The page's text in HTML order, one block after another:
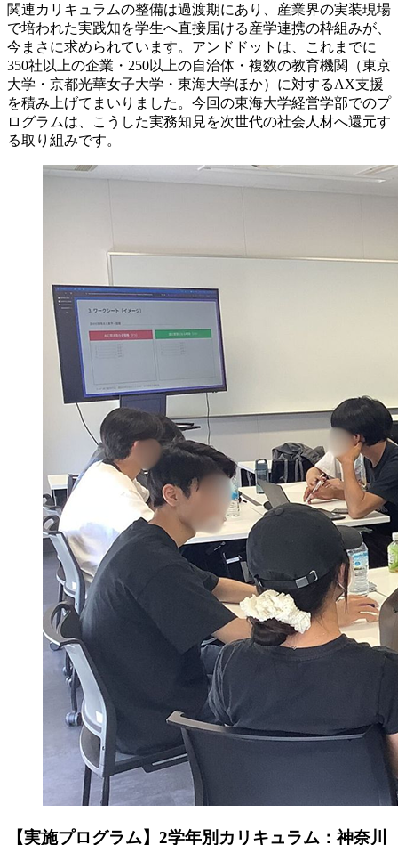
関連カリキュラムの整備は過渡期にあり、産業界の実装現場
で培われた実践知を学生へ直接届ける産学連携の枠組みが、
今まさに求められています。アンドドットは、これまでに
350社以上の企業・250以上の自治体・複数の教育機関（東京
大学・京都光華女子大学・東海大学ほか）に対するAX支援
を積み上げてまいりました。今回の東海大学経営学部でのプ
ログラムは、こうした実務知見を次世代の社会人材へ還元す
る取り組みです。
【実施プログラム】2学年別カリキュラム：神奈川